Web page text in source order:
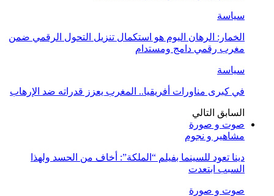
سياسة
الخمار: الرهان اليوم هو استكمال تنزيل التحول الرقمي ضمن
مغرب رقمي دامج ومستدام
سياسة
في كبرى مناورات أفريقيا.. المغرب يعزز قدراته ضد الإرهاب
السابق التالي
صوت و صورة
مشاهير و نجوم
دينا تعود للسينما بفيلم “الملكة”: أخاف من الحسد ولهذا
السبب ابتعدت
صوت و صورة